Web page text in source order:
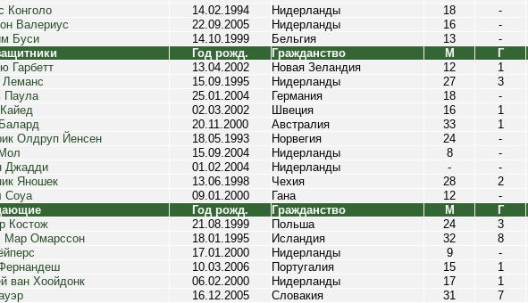
Конголо
14.02.1994 Нидерланды 18 -
Валериус
22.09.2005 Нидерланды 16 -
Буси
14.10.1999 Бельгия 13 -
Год рожд. Гражданство М Г
Гарбетт
13.04.2002 Новая Зеландия 12 1
Леманс
15.09.1995 Нидерланды 27 3
Паула
25.01.2004 Германия 18 -
02.03.2002 Швеция 16 1
20.11.2000 Австралия 33 1
Олдруп Йенсен
18.05.1993 Норвегия 24 -
15.09.2004 Нидерланды 8 -
Джадди
01.02.2004 Нидерланды - -
Яношек
13.06.1998 Чехия 28 2
Соуа
09.01.2000 Гана 12 -
Год рожд. Гражданство М Г
Костож
21.08.1999 Польша 24 3
Мар Омарссон
18.01.1995 Исландия 32 8
17.01.2000 Нидерланды 9 -
10.03.2006 Португалия 15 1
ван Хоойдонк
06.02.2000 Нидерланды 17 1
16.12.2005 Словакия 31 7